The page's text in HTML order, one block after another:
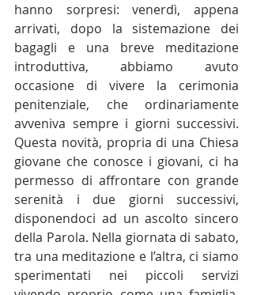
hanno sorpresi: venerdì, appena
arrivati, dopo la sistemazione dei
bagagli e una breve meditazione
introduttiva, abbiamo avuto
occasione di vivere la cerimonia
penitenziale, che ordinariamente
avveniva sempre i giorni successivi.
Questa novità, propria di una Chiesa
giovane che conosce i giovani, ci ha
permesso di affrontare con grande
serenità i due giorni successivi,
disponendoci ad un ascolto sincero
della Parola. Nella giornata di sabato,
tra una meditazione e l’altra, ci siamo
sperimentati nei piccoli servizi